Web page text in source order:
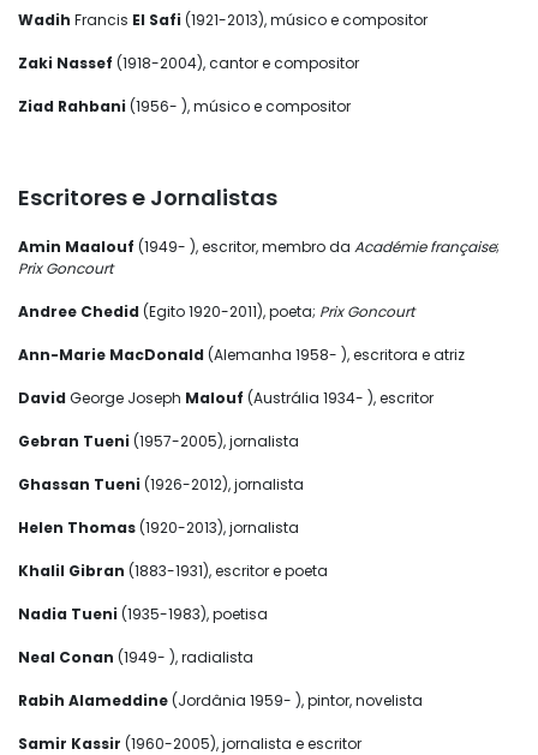
Wadih Francis El Safi (1921-2013), músico e compositor
Zaki Nassef (1918-2004), cantor e compositor
Ziad Rahbani (1956- ), músico e compositor
Escritores e Jornalistas
Amin Maalouf (1949- ), escritor, membro da Académie française;
Prix Goncourt
Andree Chedid (Egito 1920-2011), poeta; Prix Goncourt
Ann-Marie MacDonald (Alemanha 1958- ), escritora e atriz
David George Joseph Malouf (Austrália 1934- ), escritor
Gebran Tueni (1957-2005), jornalista
Ghassan Tueni (1926-2012), jornalista
Helen Thomas(1920-2013), jornalista
Khalil Gibran (1883-1931), escritor e poeta
Nadia Tueni (1935-1983), poetisa
Neal Conan (1949- ), radialista
Rabih Alameddine(Jordânia 1959- ), pintor, novelista
Samir Kassir (1960-2005), jornalista e escritor